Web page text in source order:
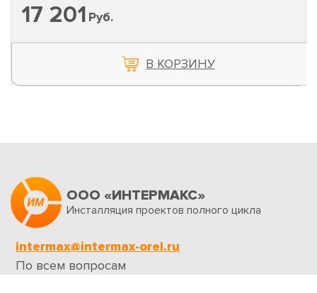
17 201 Руб.
В КОРЗИНУ
ООО «ИНТЕРМАКС»
Инсталляция проектов полного цикла
intermax@intermax-orel.ru
По всем вопросам